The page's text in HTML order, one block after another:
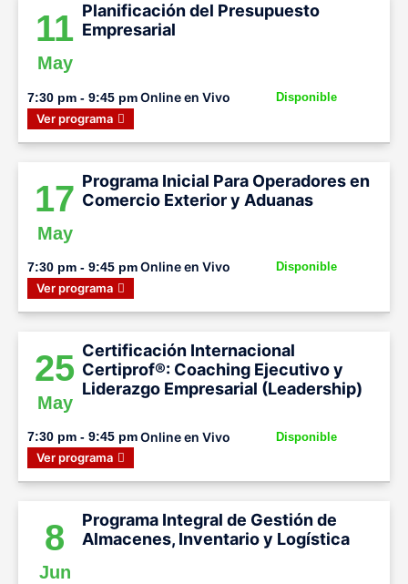
11
May
Planificación del Presupuesto
Empresarial
7:30 pm - 9:45 pmOnline en Vivo Disponible
Ver programa
17
May
Programa Inicial Para Operadores en
Comercio Exterior y Aduanas
7:30 pm - 9:45 pmOnline en Vivo Disponible
Ver programa
25
May
Certificación Internacional
Certiprof®: Coaching Ejecutivo y
Liderazgo Empresarial (Leadership)
7:30 pm - 9:45 pmOnline en Vivo Disponible
Ver programa
8
Jun
Programa Integral de Gestión de
Almacenes, Inventario y Logística